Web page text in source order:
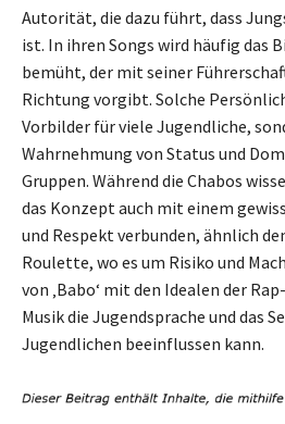
Autorität, die dazu führt, dass
ist. In ihren Songs wird häufig das
bemüht, der mit seiner
Richtung vorgibt. Solche
Vorbilder für viele Jugendliche,
Wahrnehmung von Status und
Gruppen. Während die Chabos
das Konzept auch mit einem
und Respekt verbunden, ähnlich
Roulette, wo es um Risiko und
von ‚Babo‘ mit den Idealen der
Musik die Jugendsprache und das
Jugendlichen beeinflussen kann.